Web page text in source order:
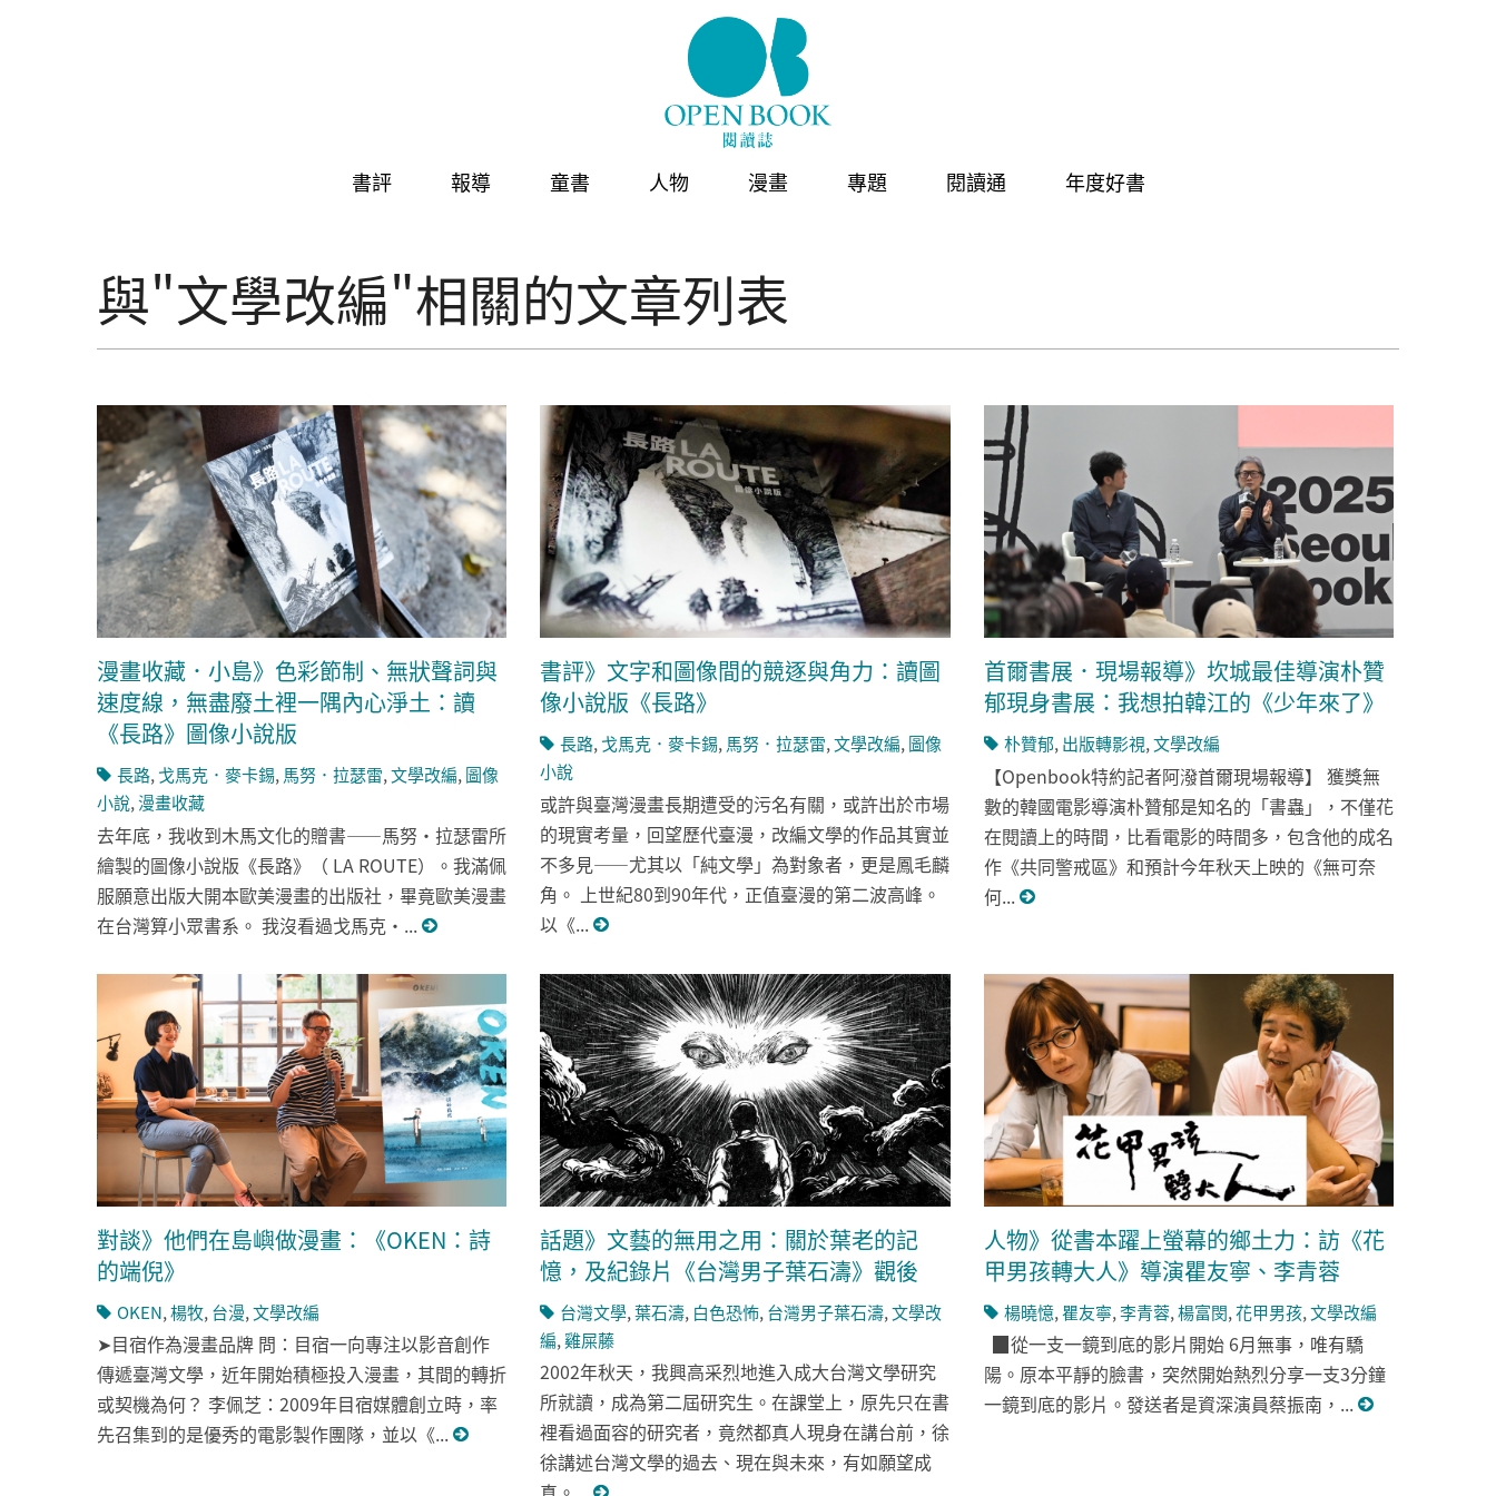
書評 報導 童書 人物 漫畫 專題 閱讀通 年度好書
與"文學改編"相關的文章列表
漫畫收藏．小島》色彩節制、無狀聲詞與
速度線，無盡廢土裡一隅內心淨土：讀
《長路》圖像小說版
長路,戈馬克．麥卡錫, 馬努．拉瑟雷,文學改編, 圖像
小說,漫畫收藏
去年底，我收到木馬文化的贈書——馬努・拉瑟雷所
繪製的圖像小說版《長路》（ LA ROUTE）。我滿佩
服願意出版大開本歐美漫畫的出版社，畢竟歐美漫畫
在台灣算小眾書系。 我沒看過戈馬克・...
書評》文字和圖像間的競逐與角力：讀圖
像小說版《長路》
長路,戈馬克．麥卡錫, 馬努．拉瑟雷,文學改編, 圖像
小說
或許與臺灣漫畫長期遭受的污名有關，或許出於市場
的現實考量，回望歷代臺漫，改編文學的作品其實並
不多見——尤其以「純文學」為對象者，更是鳳毛麟
角。 上世紀80到90年代，正值臺漫的第二波高峰。
以《...
首爾書展．現場報導》坎城最佳導演朴贊
郁現身書展：我想拍韓江的《少年來了》
朴贊郁, 出版轉影視,文學改編
【Openbook特約記者阿潑首爾現場報導】 獲獎無
數的韓國電影導演朴贊郁是知名的「書蟲」，不僅花
在閱讀上的時間，比看電影的時間多，包含他的成名
作《共同警戒區》和預計今年秋天上映的《無可奈
何...
對談》他們在島嶼做漫畫：《OKEN：詩
的端倪》
OKEN,楊牧, 台漫,文學改編
➤目宿作為漫畫品牌 問：目宿一向專注以影音創作
傳遞臺灣文學，近年開始積極投入漫畫，其間的轉折
或契機為何？ 李佩芝：2009年目宿媒體創立時，率
先召集到的是優秀的電影製作團隊，並以《...
話題》文藝的無用之用：關於葉老的記
憶，及紀錄片《台灣男子葉石濤》觀後
台灣文學,葉石濤, 白色恐怖, 台灣男子葉石濤,文學改
編,雞屎藤
2002年秋天，我興高采烈地進入成大台灣文學研究
所就讀，成為第二屆研究生。在課堂上，原先只在書
裡看過面容的研究者，竟然都真人現身在講台前，徐
徐講述台灣文學的過去、現在與未來，有如願望成
人物》從書本躍上螢幕的鄉土力：訪《花
甲男孩轉大人》導演瞿友寧、李青蓉
楊曉憶,瞿友寧,李青蓉,楊富閔,花甲男孩,文學改編
▉從一支一鏡到底的影片開始 6月無事，唯有驕
陽。原本平靜的臉書，突然開始熱烈分享一支3分鐘
一鏡到底的影片。發送者是資深演員蔡振南，...